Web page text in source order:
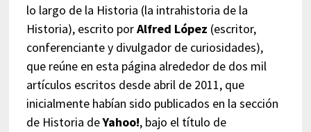
lo largo de la Historia (la intrahistoria de la
Historia), escrito porAlfred López (escritor,
conferenciante y divulgador de curiosidades),
que reúne en esta página alrededor de dos mil
artículos escritos desde abril de 2011, que
inicialmente habían sido publicados en la sección
de Historia deYahoo!, bajo el título de